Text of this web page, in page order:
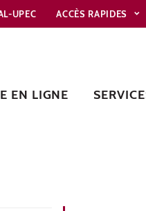
UPEC ACCÈS RAPIDES
EN LIGNE